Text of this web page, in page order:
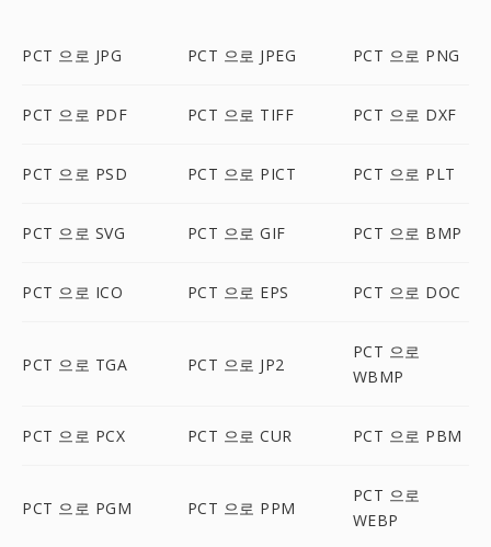
PCT 으로 JPG PCT 으로 JPEG PCT 으로 PNG
PCT 으로 PDF PCT 으로 TIFF PCT 으로 DXF
PCT 으로 PSD PCT 으로 PICT PCT 으로 PLT
PCT 으로 SVG PCT 으로 GIF PCT 으로 BMP
PCT 으로 ICO PCT 으로 EPS PCT 으로 DOC
PCT 으로 TGA PCT 으로 JP2
PCT 으로
WBMP
PCT 으로 PCX PCT 으로 CUR PCT 으로 PBM
PCT 으로 PGM PCT 으로 PPM
PCT 으로
WEBP